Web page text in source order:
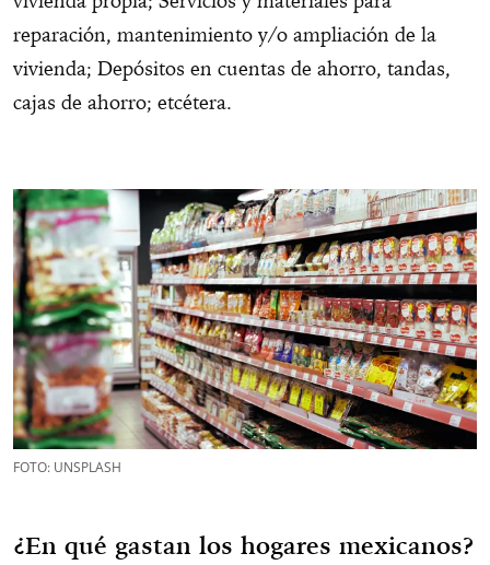
reparación, mantenimiento y/o ampliación de la
vivienda; Depósitos en cuentas de ahorro, tandas,
cajas de ahorro; etcétera.
FOTO: UNSPLASH
¿En qué gastan los hogares mexicanos?